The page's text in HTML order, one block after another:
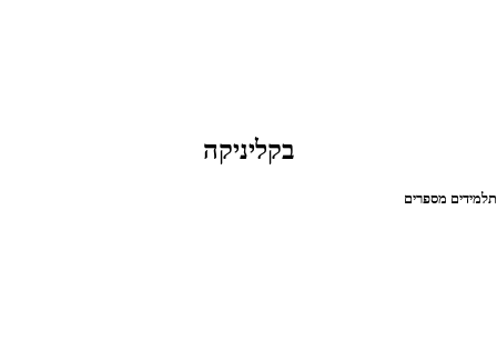
בקליניקה
מספרים